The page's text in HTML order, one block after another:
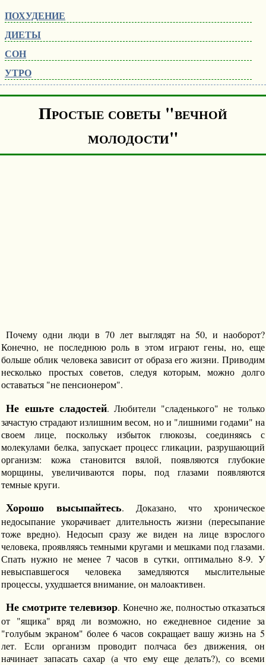
ПОХУДЕНИЕ
ДИЕТЫ
СОН
УТРО
Простые советы "вечной
молодости"
Почему одни люди в 70 лет выглядят на 50, и наоборот?
Конечно, не последнюю роль в этом играют гены, но, еще
больше облик человека зависит от образа его жизни. Приводим
несколько простых советов, следуя которым, можно долго
оставаться "не пенсионером".
Не ешьте сладостей. Любители "сладенького" не только
зачастую страдают излишним весом, но и "лишними годами" на
своем лице, поскольку избыток глюкозы, соединяясь с
молекулами белка, запускает процесс гликации, разрушающий
организм: кожа становится вялой, появляются глубокие
морщины, увеличиваются поры, под глазами появляются
темные круги.
Хорошо высыпайтесь. Доказано, что хроническое
недосыпание укорачивает длительность жизни (пересыпание
тоже вредно). Недосып сразу же виден на лице взрослого
человека, проявляясь темными кругами и мешками под глазами.
Спать нужно не менее 7 часов в сутки, оптимально 8-9. У
невыспавшегося человека замедляются мыслительные
процессы, ухудшается внимание, он малоактивен.
Не смотрите телевизор. Конечно же, полностью отказаться
от "ящика" вряд ли возможно, но ежедневное сидение за
"голубым экраном" более 6 часов сокращает вашу жизнь на 5
лет. Если организм проводит полчаса без движения, он
начинает запасать сахар (а что ему еще делать?), со всеми